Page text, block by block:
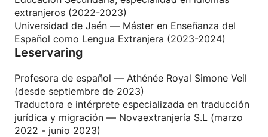
reconocidas como el Instituto Cervantes. Enseñar
me permite apoyar el desarrollo lingüístico y cultural
de mis alumnos, a la vez que creo un ambiente
acogedor en el que todos pueden avanzar a su
estudiantes curiosos y motivados, interesados en
aprender no solo un idioma, sino también en
descubrir una nueva forma de ver el mundo.
extranjeros (2022-2023)
Universidad de Jaén — Máster en Enseñanza del
Español como Lengua Extranjera (2023-2024)
Leservaring
Profesora de español — Athénée Royal Simone Veil
(desde septiembre de 2023)
Traductora e intérprete especializada en traducción
jurídica y migración — Novaextranjería S.L (marzo
2022 - junio 2023)